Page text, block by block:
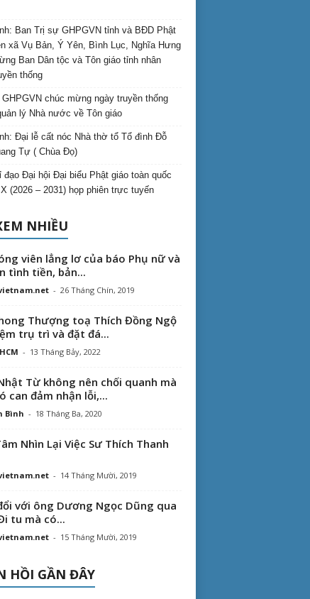
Ban Trị sự GHPGVN tỉnh và BĐD Phật
xã Vụ Bản, Ý Yên, Bình Lục, Nghĩa Hưng
Ban Dân tộc và Tôn giáo tỉnh nhân
thống
GHPGVN chúc mừng ngày truyền thống
lý Nhà nước về Tôn giáo
Đại lễ cất nóc Nhà thờ tổ Tổ đình Đỗ
Tự ( Chùa Đọ)
đạo Đại hội Đại biểu Phật giáo toàn quốc
(2026 – 2031) họp phiên trực tuyến
NHIỀU
viên lẳng lơ của báo Phụ nữ và
tình tiền, bản...
- 26 Tháng Chín, 2019
Thượng toạ Thích Đồng Ngộ
trụ trì và đặt đá...
- 13 Tháng Bảy, 2022
Từ không nên chối quanh mà
can đảm nhận lỗi,...
Bình - 18 Tháng Ba, 2020
Nhìn Lại Việc Sư Thích Thanh
- 14 Tháng Mười, 2019
với ông Dương Ngọc Dũng qua
tu mà có...
- 15 Tháng Mười, 2019
HỒI GẦN ĐÂY